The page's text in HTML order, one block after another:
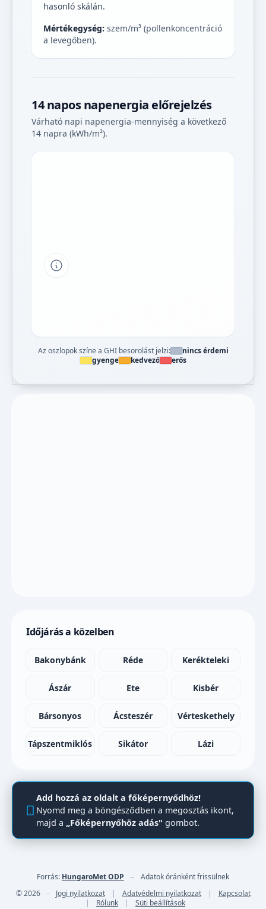
hasonló skálán.
Mértékegység: szem/m³ (pollenkoncentráció
a levegőben).
14 napos napenergia előrejelzés
Várható napi napenergia-mennyiség a következő
14 napra (kWh/m²).
Tipp a grafikon jelmagyarázatához
Az oszlopok színe a GHI besorolást jelzi:
nincs érdemi
gyenge
kedvező erős
Időjárás a közelben
Bakonybánk Réde Kerékteleki
Ászár Ete Kisbér
Bársonyos Ácsteszér Vérteskethely
Tápszentmiklós Sikátor Lázi
Add hozzá az oldalt a főképernyődhöz!
Nyomd meg a böngésződben a megosztás ikont,
majd a „Főképernyőhöz adás" gombot.
Forrás: HungaroMet ODP –
Adatok óránként frissülnek
© 2026
- Jogi nyilatkozat | Adatvédelmi nyilatkozat |
Kapcsolat
|
Rólunk | Süti beállítások